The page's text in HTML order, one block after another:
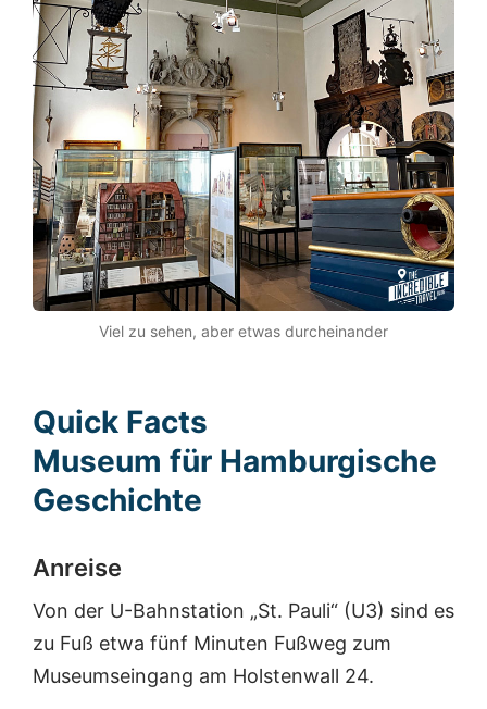
Viel zu sehen, aber etwas durcheinander
Quick Facts
Museum für Hamburgische
Geschichte
Anreise
Von der U-Bahnstation „St. Pauli“ (U3) sind es
zu Fuß etwa fünf Minuten Fußweg zum
Museumseingang am Holstenwall 24.